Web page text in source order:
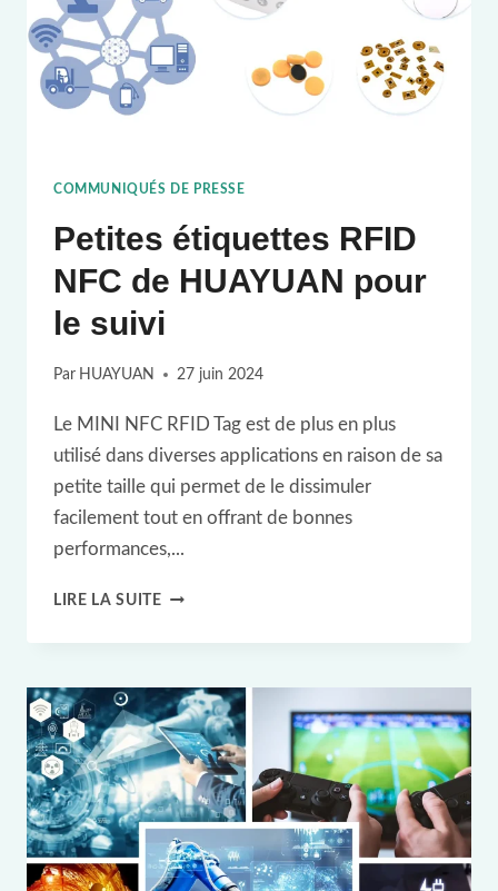
COMMUNIQUÉS DE PRESSE
Petites étiquettes RFID
NFC de HUAYUAN pour
le suivi
Par HUAYUAN 27 juin 2024
Le MINI NFC RFID Tag est de plus en plus
utilisé dans diverses applications en raison de sa
petite taille qui permet de le dissimuler
facilement tout en offrant de bonnes
performances,...
LIRE LA SUITEPETITES
NFC
DE
HUAYUAN
POUR
LE
SUIVI